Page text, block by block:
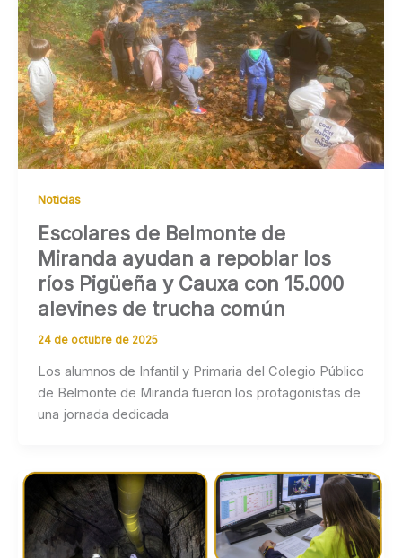
Noticias
Escolares de Belmonte de
Miranda ayudan a repoblar los
ríos Pigüeña y Cauxa con 15.000
alevines de trucha común
24 de octubre de 2025
Los alumnos de Infantil y Primaria del Colegio Público
de Belmonte de Miranda fueron los protagonistas de
una jornada dedicada